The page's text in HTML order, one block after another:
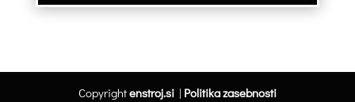
Copyrightenstroj.si| Politika zasebnosti